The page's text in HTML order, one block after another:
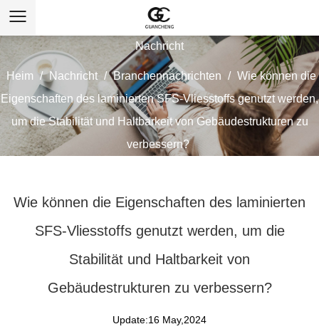
Nachricht
Heim / Nachricht / Branchennachrichten / Wie können die
Eigenschaften des laminierten SFS-Vliesstoffs genutzt werden,
um die Stabilität und Haltbarkeit von Gebäudestrukturen zu
verbessern?
Wie können die Eigenschaften des laminierten
SFS-Vliesstoffs genutzt werden, um die
Stabilität und Haltbarkeit von
Gebäudestrukturen zu verbessern?
Update:16 May,2024